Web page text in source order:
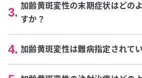
3. 加齢黄斑変性の末期症状はどの
すか？
4. 加齢黄斑変性は難病指定されて